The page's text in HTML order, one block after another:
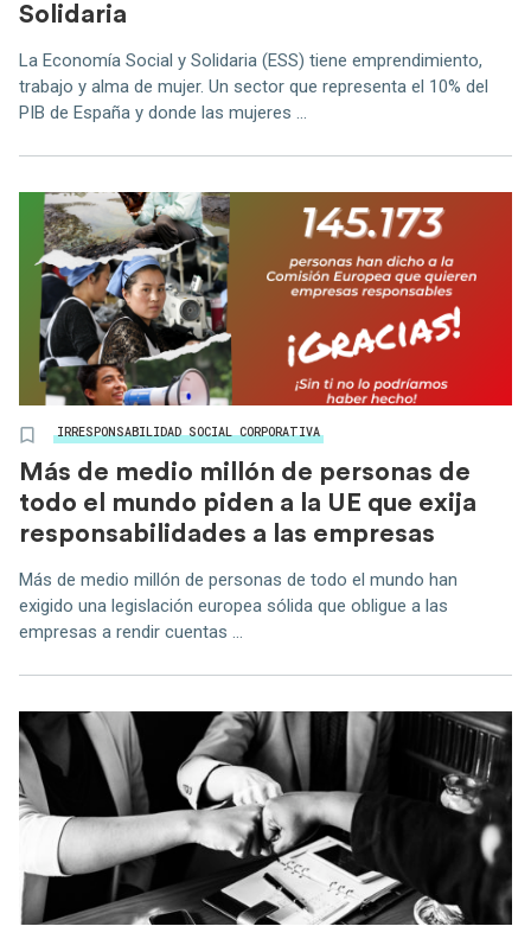
Solidaria
La Economía Social y Solidaria (ESS) tiene emprendimiento,
trabajo y alma de mujer. Un sector que representa el 10% del
PIB de España y donde las mujeres ...
IRRESPONSABILIDAD SOCIAL CORPORATIVA
Más de medio millón de personas de
todo el mundo piden a la UE que exija
responsabilidades a las empresas
Más de medio millón de personas de todo el mundo han
exigido una legislación europea sólida que obligue a las
empresas a rendir cuentas ...